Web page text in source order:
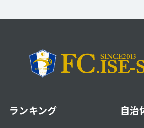
ランキング 自治